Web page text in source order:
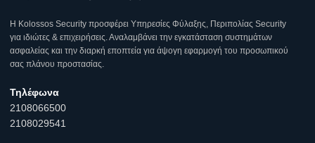
Η Κοlossos Security προσφέρει Υπηρεσίες Φύλαξης, Περιπολίας Security
για ιδιώτες & επιχειρήσεις. Αναλαμβάνει την εγκατάσταση συστημάτων
ασφαλείας και την διαρκή εποπτεία για άψογη εφαρμογή του προσωπικού
σας πλάνου προστασίας.
Τηλέφωνα
2108066500
2108029541